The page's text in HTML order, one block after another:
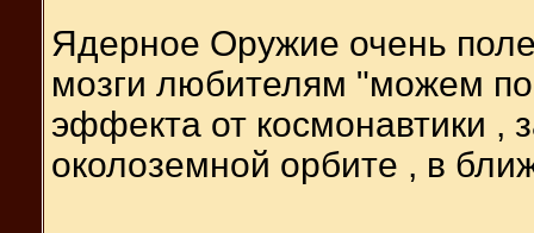
Ядерное Оружие очень
мозги любителям "можем
эффекта от космонавтики ,
околоземной орбите , в